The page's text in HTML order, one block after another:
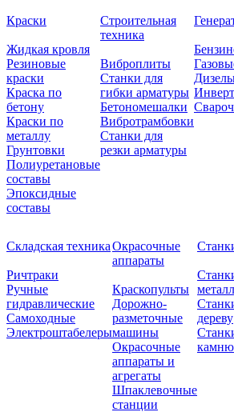
Краски
Жидкая кровля
Резиновые
краски
Краска по
бетону
Краски по
металлу
Грунтовки
Полиуретановые
составы
Эпоксидные
составы
Строительная
техника
Виброплиты
Станки для
гибки арматуры
Бетономешалки
Вибротрамбовки
Станки для
резки арматуры
Складская техника
Ричтраки
Ручные
гидравлические
Самоходные
Электроштабелеры
Окрасочные
аппараты
Краскопульты
Дорожно-
разметочные
машины
Окрасочные
аппараты и
агрегаты
Шпаклевочные
станции
дереву
камню